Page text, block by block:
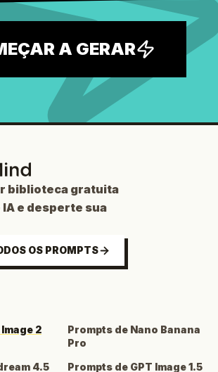
A GERAR
biblioteca gratuita
e desperte sua
OS PROMPTS
2
Prompts de Nano Banana
Pro
4.5
Prompts de GPT Image 1.5